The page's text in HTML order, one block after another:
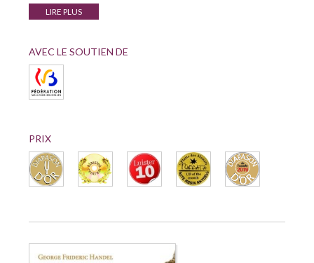
LIRE PLUS
AVEC LE SOUTIEN DE
PRIX